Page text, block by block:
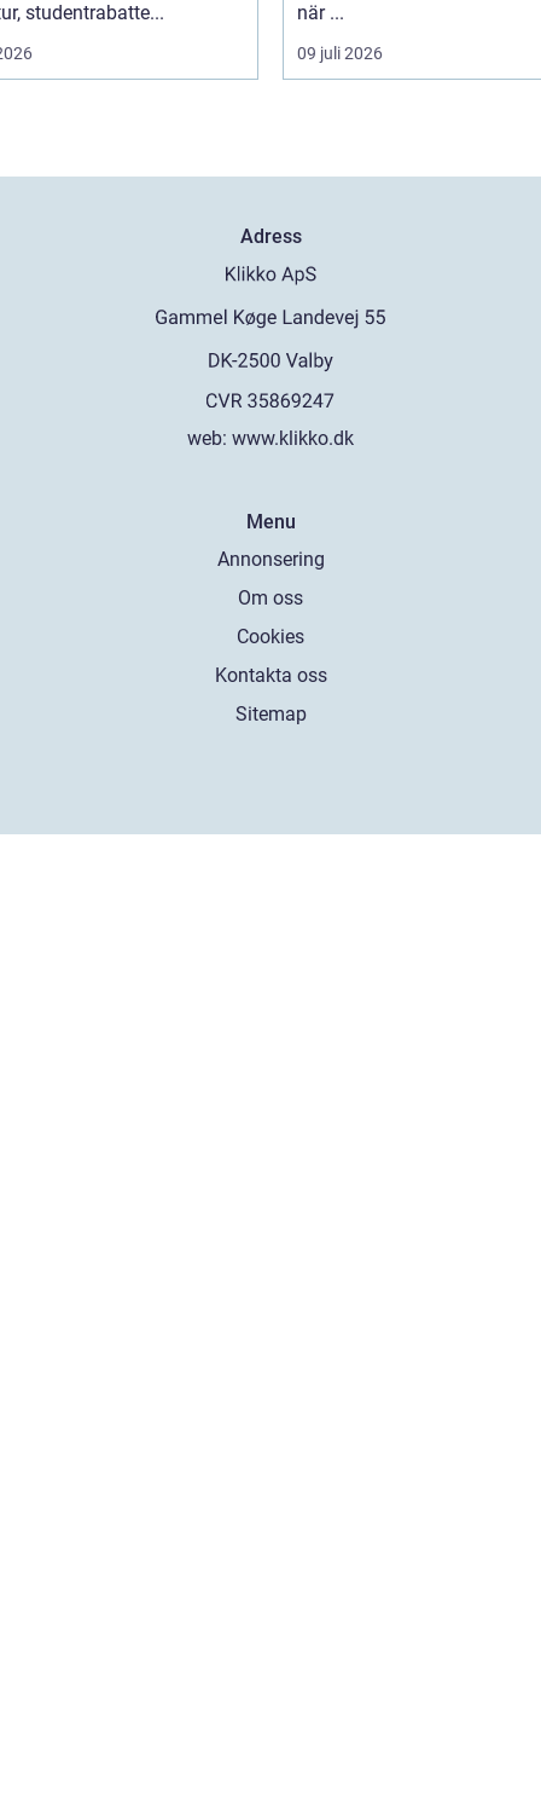
studentrabatte...
när ...
09 juli 2026
Adress
web: www.klikko.dk
Menu
Annonsering
Om oss
Cookies
Kontakta oss
Sitemap